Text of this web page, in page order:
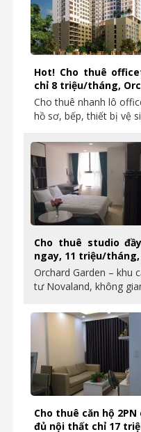
Hot! Cho thuê
chỉ 8 triệu/tháng,
Cho thuê nhanh lô
hồ sơ, bếp, thiết bị vệ
Cho thuê studio
ngay, 11 triệu/
Orchard Garden – khu
tư Novaland, không
Cho thuê căn hộ
đủ nội thất chỉ 17